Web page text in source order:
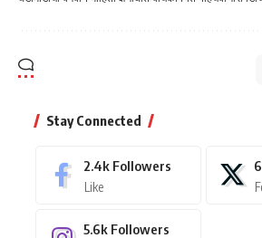
Stay Connected
2.4k Followers
Like
5.6k Followers